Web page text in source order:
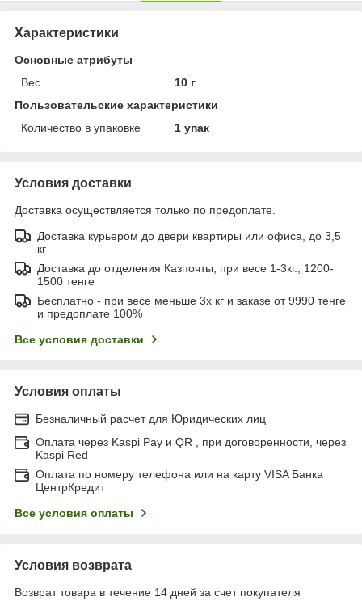
Характеристики
Основные атрибуты
Вес
10 г
Пользовательские характеристики
Количество в упаковке
1 упак
Условия доставки
Доставка осуществляется только по предоплате.
Доставка курьером до двери квартиры или офиса, до 3,5
кг
Доставка до отделения Казпочты, при весе 1-3кг., 1200-
1500 тенге
Бесплатно - при весе меньше 3х кг и заказе от 9990 тенге
и предоплате 100%
Все условия доставки
Условия оплаты
Безналичный расчет для Юридических лиц
Оплата через Kaspi Pay и QR , при договоренности, через
Kaspi Red
Оплата по номеру телефона или на карту VISA Банка
ЦентрКредит
Все условия оплаты
Условия возврата
Возврат товара в течение 14 дней за счет покупателя